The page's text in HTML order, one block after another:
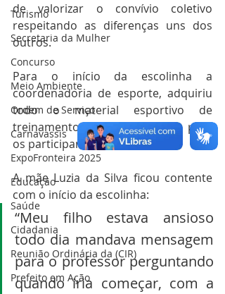
Turismo
Secretaria da Mulher
Concurso
Meio Ambiente
Ordem de Serviço
Carnavassis
ExpoFronteira 2025
Educação
Saúde
Cidadania
Reunião Ordinária da (CIR)
Prefeito em Ação
de valorizar o convívio coletivo
respeitando as diferenças uns dos
outros.
Para o início da escolinha a
coordenadoria de esporte, adquiriu
todo o material esportivo de
treinamentos além de coletes para
os participantes.
A mãe Luzia da Silva ficou contente
com o início da escolinha:
“Meu filho estava ansioso
todo dia mandava mensagem
para o professor perguntando
quando iria começar, com a